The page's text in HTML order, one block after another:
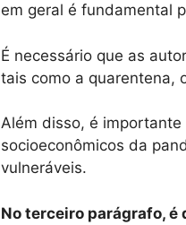
em geral é fundamental
É necessário que as
tais como a quarentena,
Além disso, é
socioeconômicos da
vulneráveis.
No terceiro parágrafo, é